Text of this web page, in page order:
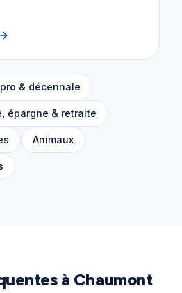
pro & décennale
épargne & retraite
Animaux
à Chaumont